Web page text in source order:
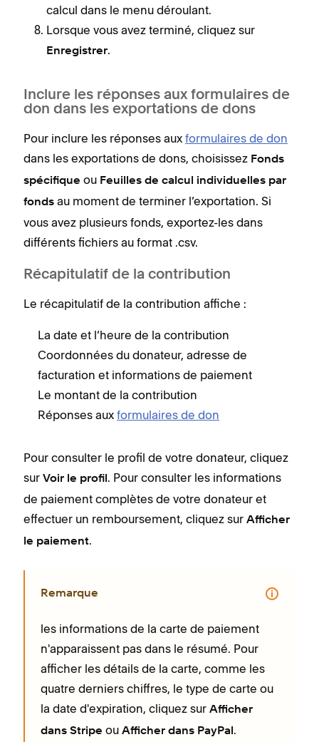
calcul dans le menu déroulant.
Lorsque vous avez terminé, cliquez sur
Enregistrer.
Inclure les réponses aux formulaires de
don dans les exportations de dons
Pour inclure les réponses aux formulaires de don
dans les exportations de dons, choisissez Fonds
spécifique ou Feuilles de calcul individuelles par
fonds au moment de terminer l’exportation. Si
vous avez plusieurs fonds, exportez-les dans
différents fichiers au format .csv.
Récapitulatif de la contribution
Le récapitulatif de la contribution affiche :
La date et l’heure de la contribution
Coordonnées du donateur, adresse de
facturation et informations de paiement
Le montant de la contribution
Réponses aux formulaires de don
Pour consulter le profil de votre donateur, cliquez
sur Voir le profil . Pour consulter les informations
de paiement complètes de votre donateur et
effectuer un remboursement, cliquez sur Afficher
le paiement.
Remarque
les informations de la carte de paiement
n'apparaissent pas dans le résumé. Pour
afficher les détails de la carte, comme les
quatre derniers chiffres, le type de carte ou
la date d'expiration, cliquez sur Afficher
dans Stripe ou Afficher dans PayPal .